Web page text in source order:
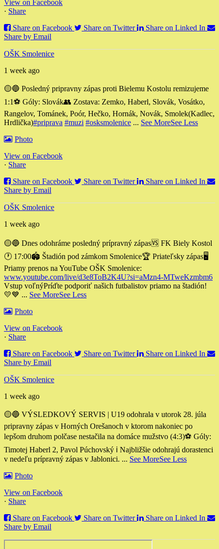
View on Facebook
· Share
Share on Facebook
Share on Twitter
Share on Linked In
Share by Email
OŠK Smolenice
1 week ago
🟡🔵 Posledný pripravny zápas proti Bielemu Kostolu remizujeme
1:1⚽️ Góly: Slovák👥 Zostava: Zemko, Haberl, Slovák, Vosátko,
Rangelov, Tománek, Poór, Hečko, Hornák, Novák, Smolek(Kadlec,
Hrdlička)#priprava #muzi #osksmolenice ... See MoreSee Less
Photo
View on Facebook
· Share
Share on Facebook
Share on Twitter
Share on Linked In
Share by Email
OŠK Smolenice
1 week ago
🟡🔵 Dnes odohráme posledný prípravný zápas🆚 FK Biely Kostol
🕐 17:00🏟 Štadión pod zámkom Smolenice🏆 Priateľsky zápas🖥
Priamy prenos na YouTube OŠK Smolenice:
www.youtube.com/live/d3e8ToB2K4U?si=aMzn4-MTweKzmbm6
Vstup voľnýPríďte podporiť našich futbalistov priamo na štadión!
💛💙 ... See MoreSee Less
Photo
View on Facebook
· Share
Share on Facebook
Share on Twitter
Share on Linked In
Share by Email
OŠK Smolenice
1 week ago
🟡🔵 VÝSLEDKOVÝ SERVIS | U19 odohrala v utorok 28. júla
pripravny zápas v Horných Orešanoch v ktorom nakoniec po
lepšom druhom polčase nestačila na domáce mužstvo (4:3)⚽️ Góly:
Timotej Haberl 2, Pavol Púchovský ℹ️ Najbližšie odohrajú dorastenci
v nedeľu prípravný zápas v Jablonici. ... See MoreSee Less
Photo
View on Facebook
· Share
Share on Facebook
Share on Twitter
Share on Linked In
Share by Email